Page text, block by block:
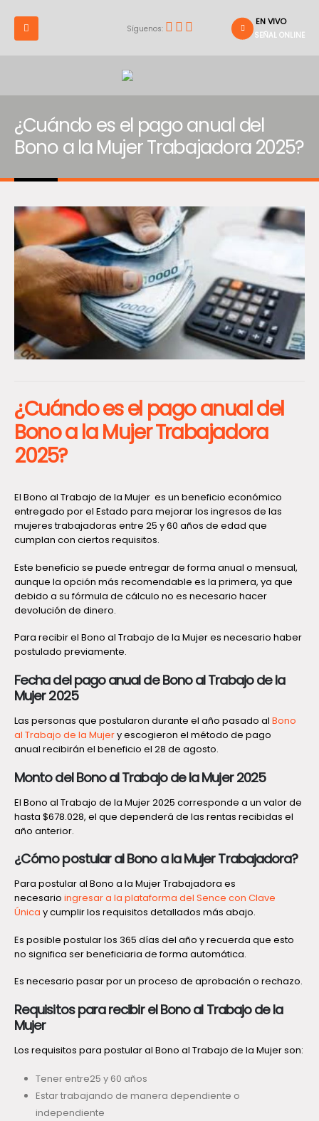
Síguenos:
EN VIVO
SEÑAL ONLINE
¿Cuándo es el pago anual del
Bono a la Mujer Trabajadora 2025?
¿Cuándo es el pago anual del
Bono a la Mujer Trabajadora
2025?
El Bono al Trabajo de la Mujer es un beneficio económico
entregado por el Estado para mejorar los ingresos de las
mujeres trabajadoras entre 25 y 60 años de edad que
cumplan con ciertos requisitos.
Este beneficio se puede entregar de forma anual o mensual,
aunque la opción más recomendable es la primera, ya que
debido a su fórmula de cálculo no es necesario hacer
devolución de dinero.
Para recibir el Bono al Trabajo de la Mujer es necesario haber
postulado previamente.
Fecha del pago anual de Bono al Trabajo de la
Mujer 2025
Las personas que postularon durante el año pasado al Bono
al Trabajo de la Mujery escogieron el método de pago
anual recibirán el beneficio el 28 de agosto.
Monto del Bono al Trabajo de la Mujer 2025
El Bono al Trabajo de la Mujer 2025 corresponde a un valor de
hasta $678.028, el que dependerá de las rentas recibidas el
año anterior.
¿Cómo postular al Bono a la Mujer Trabajadora?
Para postular al Bono a la Mujer Trabajadora es
necesario ingresar a la plataforma del Sence con Clave
Única y cumplir los requisitos detallados más abajo.
Es posible postular los 365 días del año y recuerda que esto
no significa ser beneficiaria de forma automática.
Es necesario pasar por un proceso de aprobación o rechazo.
Requisitos para recibir el Bono al Trabajo de la
Mujer
Los requisitos para postular al Bono al Trabajo de la Mujer son:
Tener entre25 y 60 años
Estar trabajando de manera dependiente o
independiente